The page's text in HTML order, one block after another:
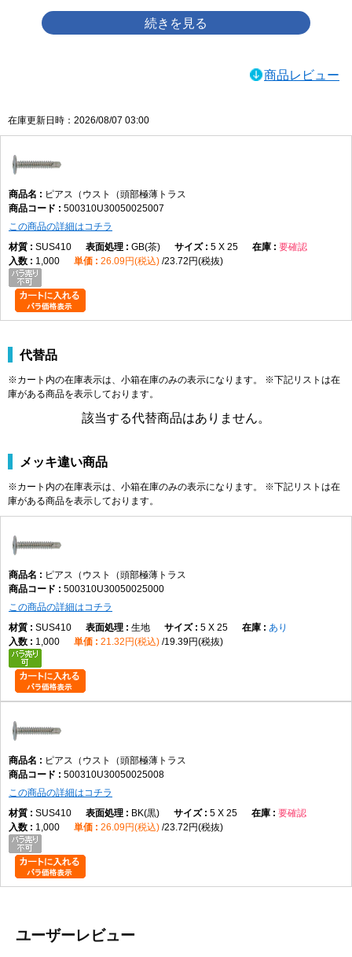
商品レビュー
在庫更新日時：2026/08/07 03:00
ピアス（ウスト（頭部極薄トラス
500310U30050025007
この商品の詳細はコチラ
SUS410
GB(茶) 5 X 25
要確認
1,000
26.09円(税込) 23.72円(税抜)
代替品
※カート内の在庫表示は、小箱在庫のみの表示になります。 ※下記リストは在
庫がある商品を表示しております。
該当する代替商品はありません。
メッキ違い商品
※カート内の在庫表示は、小箱在庫のみの表示になります。 ※下記リストは在
庫がある商品を表示しております。
ピアス（ウスト（頭部極薄トラス
500310U30050025000
この商品の詳細はコチラ
SUS410
生地 5 X 25
あり
1,000
21.32円(税込) 19.39円(税抜)
ピアス（ウスト（頭部極薄トラス
500310U30050025008
この商品の詳細はコチラ
SUS410
BK(黒) 5 X 25
要確認
1,000
26.09円(税込) 23.72円(税抜)
ユーザーレビュー